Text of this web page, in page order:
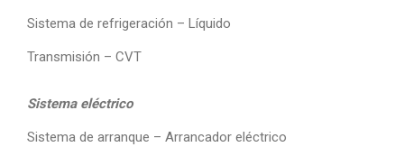
Sistema de refrigeración – Líquido
Transmisión – CVT
Sistema eléctrico
Sistema de arranque – Arrancador eléctrico